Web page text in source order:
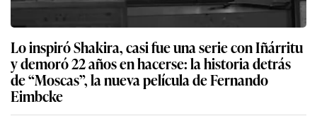
Lo inspiró Shakira, casi fue una serie con Iñárritu
y demoró 22 años en hacerse: la historia detrás
de “Moscas”, la nueva película de Fernando
Eimbcke